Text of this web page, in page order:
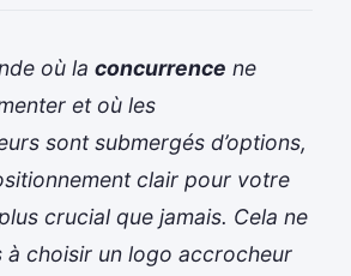
où la concurrence ne
et où les
sont submergés d’options,
clair pour votre
crucial que jamais. Cela ne
à choisir un logo accrocheur